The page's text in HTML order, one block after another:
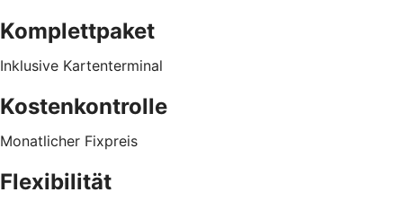
Komplettpaket
Inklusive Kartenterminal
Kostenkontrolle
Monatlicher Fixpreis
Flexibilität